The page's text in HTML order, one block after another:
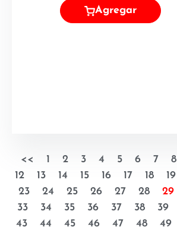
Agregar
<< 1 2 3 4 5 6 7 8
12
13 14 15 16 17 18 19
23
24 25 26 27 28 29
33
34 35 36 37 38 39
43
44 45 46 47 48 49